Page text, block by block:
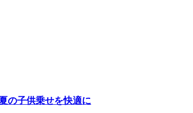
の子供乗せを快適に